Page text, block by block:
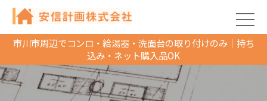
市川市周辺でコンロ・給湯器・洗面台の取り付けのみ｜持ち
込み・ネット購入品OK